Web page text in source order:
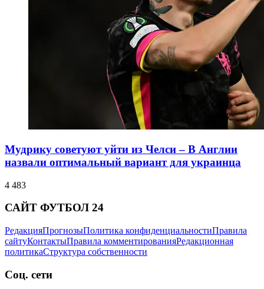
Мудрику советуют уйти из Челси – В Англии
назвали оптимальный вариант для украинца
4 483
САЙТ ФУТБОЛ 24
РедакцияПрогнозыПолитика конфиденциальностиПравила
сайтуКонтактыПравила комментированияРедакционная
политикаСтруктура собственности
Соц. сети